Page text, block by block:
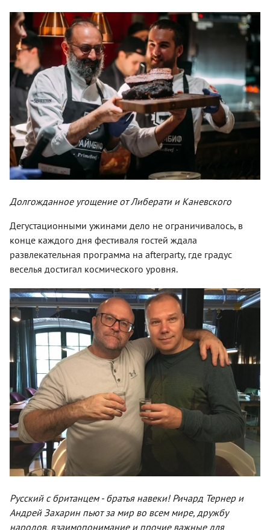
Долгожданное угощение от Либерати и Каневского
Дегустационными ужинами дело не ограничивалось, в
конце каждого дня фестиваля гостей ждала
развлекательная программа на afterparty, где градус
веселья достигал космического уровня.
Русский с британцем - братья навеки! Ричард Тернер и
Андрей Захарин пьют за мир во всем мире, дружбу
народов, взаимопонимание и прочие важные для